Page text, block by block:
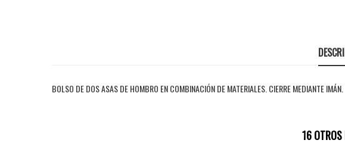
BOLSO DE DOS ASAS DE HOMBRO EN COMBINACIÓN DE MATERIALES. CIERRE MEDIANTE
16 OTROS